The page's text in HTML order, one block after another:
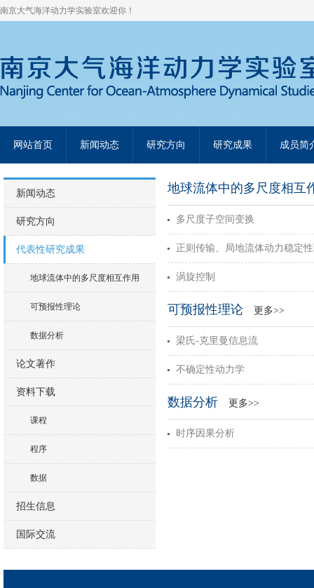
南京大气海洋动力学实验室欢迎你！
网站首页 新闻动态 研究方向 研究成果 成员简
新闻动态
研究方向
代表性研究成果
地球流体中的多尺度相互作用
可预报性理论
数据分析
论文著作
资料下载
课程
程序
数据
招生信息
国际交流
地球流体中的多尺度相
多尺度子空间变换
正则传输、局地流体动力稳定
涡旋控制
可预报性理论 更多>>
梁氏-克里曼信息流
不确定性动力学
数据分析 更多>>
时序因果分析